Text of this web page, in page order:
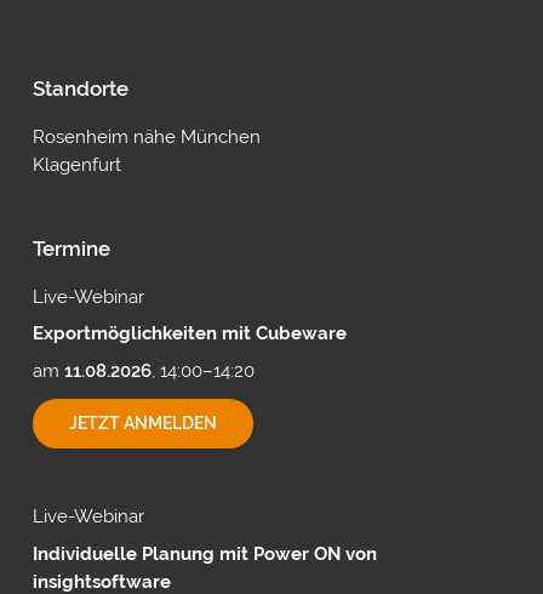
Standorte
Rosenheim nähe München
Klagenfurt
Termine
Live-Webinar
Exportmöglichkeiten mit Cubeware
am 11.08.2026, 14:00–14:20
JETZT ANMELDENEXPORTMÖGLICHKEITEN
MIT
Live-Webinar
Individuelle Planung mit Power ON von
insightsoftware